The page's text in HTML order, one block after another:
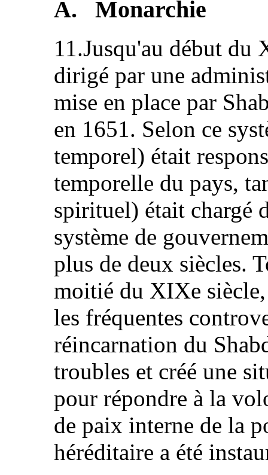
A. Monarchie
11.Jusqu'au début du
dirigé par une
mise en place par
en 1651. Selon ce
temporel) était
temporelle du pays,
spirituel) était chargé
système de
plus de deux siècles.
moitié du XIXe
les fréquentes
réincarnation du
troubles et créé une
pour répondre à la
de paix interne de la
héréditaire a été